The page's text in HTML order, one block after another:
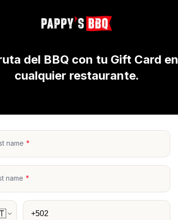
del BBQ con tu Gift Card en
cualquier restaurante.
name
name